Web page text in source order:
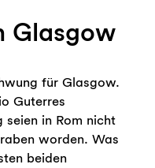
Glasgow
für Glasgow.
Guterres
seien in Rom nicht
worden. Was
beiden